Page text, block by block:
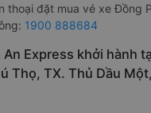
thoại đặt mua vé xe Đồng
1900 888684
Express khởi hành
Thọ, TX. Thủ Dầu